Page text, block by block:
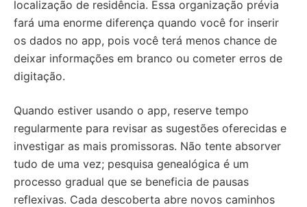
localização de residência. Essa organização prévia
fará uma enorme diferença quando você for inserir
os dados no app, pois você terá menos chance de
deixar informações em branco ou cometer erros de
digitação.
Quando estiver usando o app, reserve tempo
regularmente para revisar as sugestões oferecidas e
investigar as mais promissoras. Não tente absorver
tudo de uma vez; pesquisa genealógica é um
processo gradual que se beneficia de pausas
reflexivas. Cada descoberta abre novos caminhos